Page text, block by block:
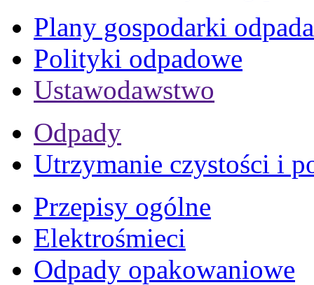
Plany gospodarki
Polityki odpadowe
Ustawodawstwo
Odpady
Utrzymanie czystości i
Przepisy ogólne
Elektrośmieci
Odpady opakowaniowe